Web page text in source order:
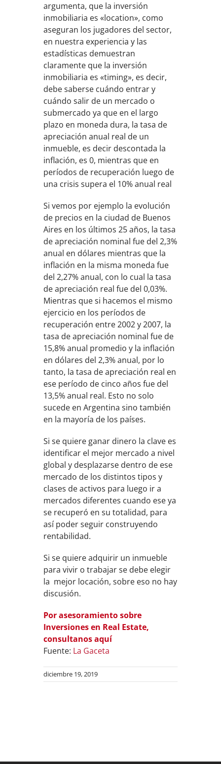
argumenta, que la inversión
inmobiliaria es «location», como
aseguran los jugadores del sector,
en nuestra experiencia y las
estadísticas demuestran
claramente que la inversión
inmobiliaria es «timing», es decir,
debe saberse cuándo entrar y
cuándo salir de un mercado o
submercado ya que en el largo
plazo en moneda dura, la tasa de
apreciación anual real de un
inmueble, es decir descontada la
inflación, es 0, mientras que en
períodos de recuperación luego de
una crisis supera el 10% anual real
Si vemos por ejemplo la evolución
de precios en la ciudad de Buenos
Aires en los últimos 25 años, la tasa
de apreciación nominal fue del 2,3%
anual en dólares mientras que la
inflación en la misma moneda fue
del 2,27% anual, con lo cual la tasa
de apreciación real fue del 0,03%.
Mientras que si hacemos el mismo
ejercicio en los períodos de
recuperación entre 2002 y 2007, la
tasa de apreciación nominal fue de
15,8% anual promedio y la inflación
en dólares del 2,3% anual, por lo
tanto, la tasa de apreciación real en
ese período de cinco años fue del
13,5% anual real. Esto no solo
sucede en Argentina sino también
en la mayoría de los países.
Si se quiere ganar dinero la clave es
identificar el mejor mercado a nivel
global y desplazarse dentro de ese
mercado de los distintos tipos y
clases de activos para luego ir a
mercados diferentes cuando ese ya
se recuperó en su totalidad, para
así poder seguir construyendo
rentabilidad.
Si se quiere adquirir un inmueble
para vivir o trabajar se debe elegir
la mejor locación, sobre eso no hay
discusión.
Por asesoramiento sobre
Inversiones en Real Estate,
consultanos aquí
Fuente: La Gaceta
diciembre 19, 2019